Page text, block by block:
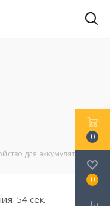
для аккумулятора
54 сек.
0
0